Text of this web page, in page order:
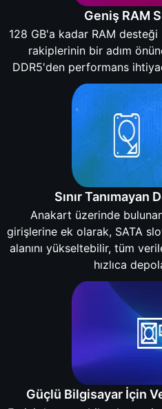
Geniş RAM
128 GB'a kadar RAM
rakiplerinin bir adım
DDR5'den performans
Sınır Tanımayan
Anakart üzerinde
girişlerine ek olarak, SATA
alanını yükseltebilir, tüm
hızlıca
Güçlü Bilgisayar İçin